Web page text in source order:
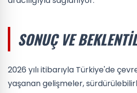
SONUÇ VE
2026 yılı itibarıyla Türkiye'de
yaşanan gelişmeler,